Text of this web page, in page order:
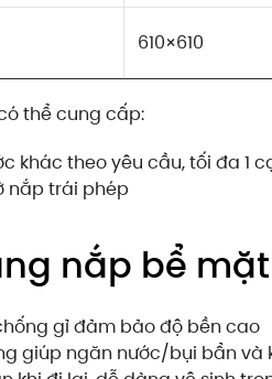
610×610
thể cung cấp:
khác theo yêu cầu, tối đa 1
nắp trái phép
nắp bể
gỉ đảm bảo độ bền cao
giúp ngăn nước/bụi bẩn và